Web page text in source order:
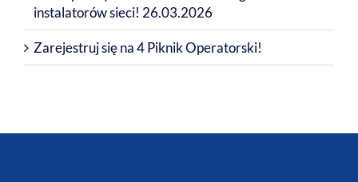
instalatorów sieci! 26.03.2026
Zarejestruj się na 4 Piknik Operatorski!